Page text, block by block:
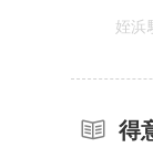
姪浜
得